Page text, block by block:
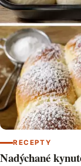
RECEPTY
Nadýchané